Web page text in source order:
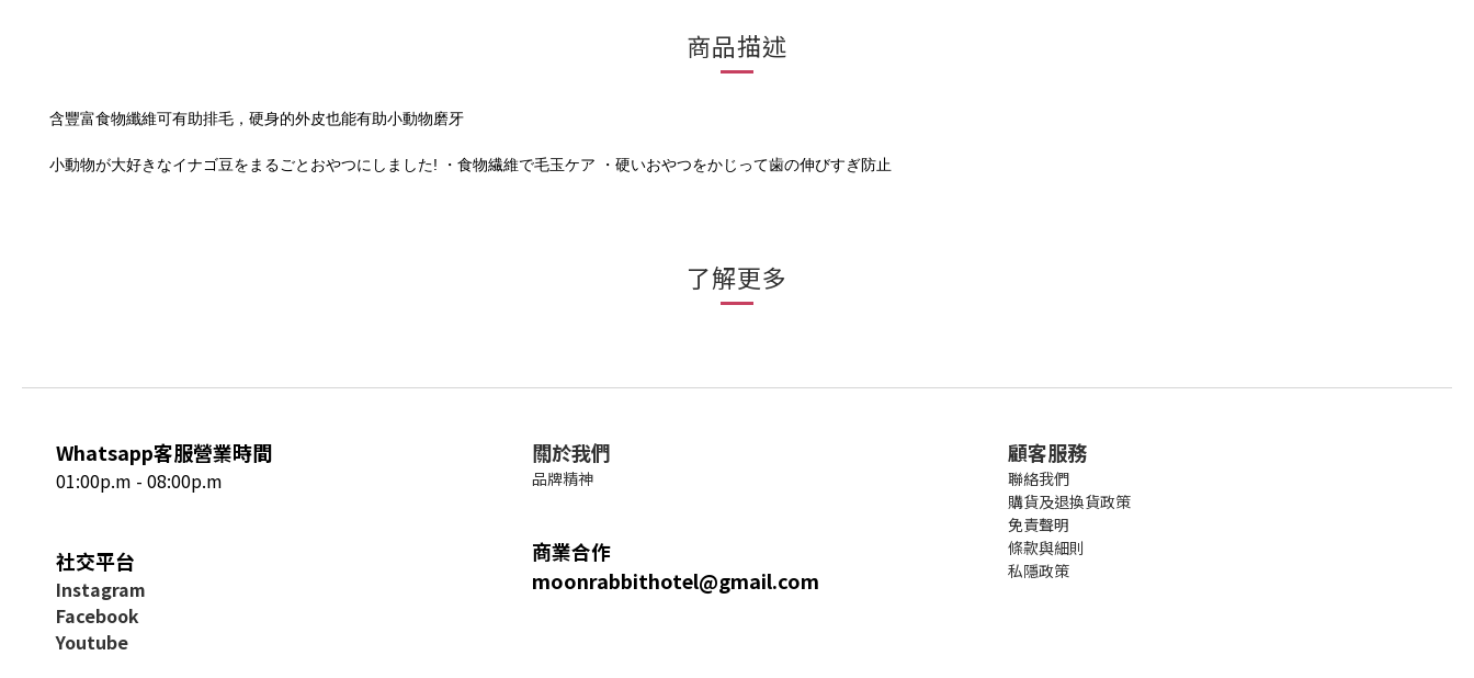
商品描述
含豐富食物纖維可有助排毛，硬身的外皮也能有助小動物磨牙
小動物が大好きなイナゴ豆をまるごとおやつにしました! ・食物繊維で毛玉ケア ・硬いおやつをかじって歯の伸びすぎ防止
了解更多
Whatsapp客服營業時間
01:00p.m - 08:00p.m
社交平台
Instagram
Facebook
Youtube
關於我們
品牌精神
商業合作
moonrabbithotel@gmail.com
顧客服務
聯絡我們
購貨及退換貨政策
免責聲明
條款與細則
私隱政策